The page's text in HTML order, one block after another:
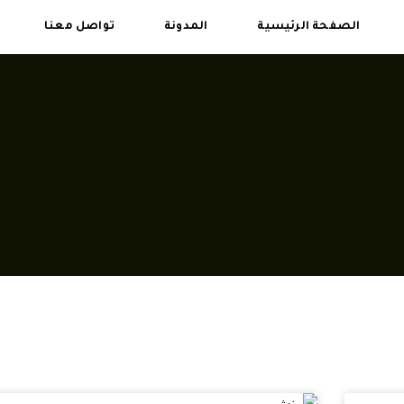
الصفحة الرئيسية المدونة تواصل معنا